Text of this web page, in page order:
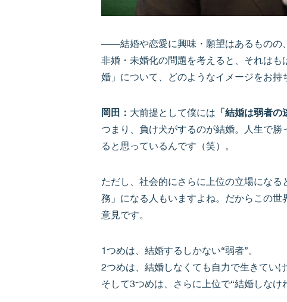
――結婚や恋愛に興味・願望はあるものの
非婚・未婚化の問題を考えると、それは
婚」について、どのようなイメージをお持
岡田： 大前提として僕には 「結婚は弱者
つまり、負け犬がするのが結婚。人生で
ると思っているんです（笑）。
ただし、社会的にさらに上位の立場にな
務」になる人もいますよね。だからこの
意見です。
1つめは、結婚するしかない“弱者”。
2つめは、結婚しなくても自力で生きていけ
そして3つめは、さらに上位で“結婚しなけ